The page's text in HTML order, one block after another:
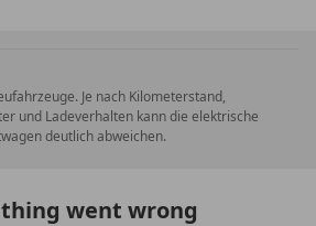
Doppelkupplungsgetriebe mit
Je nach Kilometerstand,
und Ladeverhalten kann die elektrische
deutlich abweichen.
went wrong